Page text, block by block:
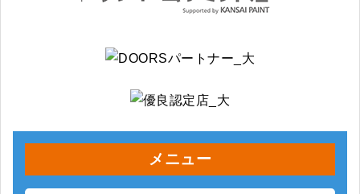
メニュー